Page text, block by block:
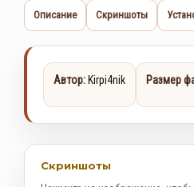
Описание Скриншоты
Автор: Kirpi4nik Размер
Скриншоты